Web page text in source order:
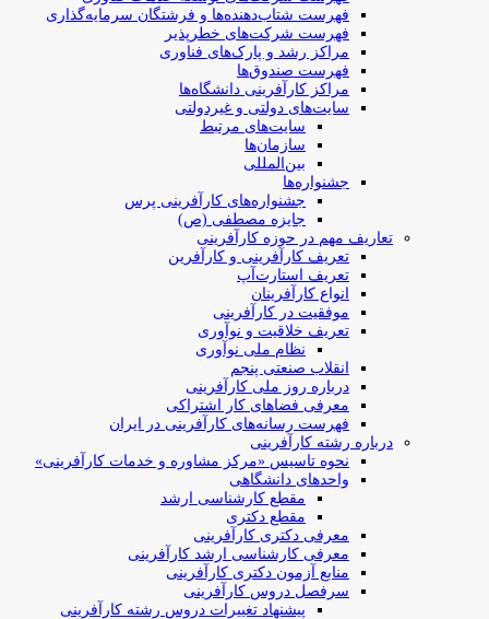
فهرست شتاب‌دهنده‌ها‌ و فرشتگان‌ سرمایه‌گذاری
فهرست شرکت‌های خطرپذیر
مراکز رشد و پارک‌های فناوری
فهرست صندوق‌ها
مراکز کارآفرینی دانشگاه‌ها
سایت‌های دولتی و غیردولتی
سایت‌های مرتبط
سازمان‌ها
بین‌المللی
جشنواره‌ها
جشنواره‌های کارآفرینی‌ پرس
جایزه مصطفی (ص)
تعاریف مهم در حوزه کارآفرینی
تعریف کارآفرینی و کارآفرین
تعریف استارت‌آپ
انواع کارآفرینان
موفقیت در کارآفرینی
تعریف خلاقیت و نوآوری
نظام ملی نوآوری
انقلاب صنعتی پنجم
درباره روز ملی کارآفرینی
معرفی فضاهای کار اشتراکی
فهرست رسانه‌های کارآفرینی در ایران
درباره رشته کارآفرینی
نحوه تاسیس «مرکز مشاوره و خدمات کارآفرینی»
واحدهای دانشگاهی
مقطع کارشناسی ارشد
مقطع دکتری
معرفی دکتری کارآفرینی
معرفی کارشناسی ارشد کارآفرینی
منابع آزمون دکتری کارآفرینی
سرفصل دروس کارآفرینی
پیشنهاد تغییرات دروس رشته کارآفرینی